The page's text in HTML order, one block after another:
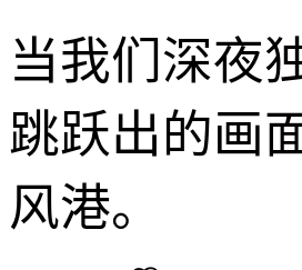
当我们深夜
跳跃出的画
风港。